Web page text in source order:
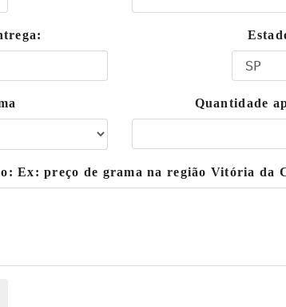
Quantidade
Ex: preço de grama na região Vitória da